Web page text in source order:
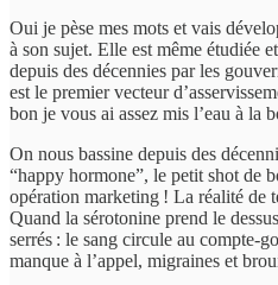
Oui je pèse mes mots et vais
à son sujet. Elle est même étudiée
depuis des décennies par les
est le premier vecteur
bon je vous ai assez mis l’eau à la
On nous bassine depuis des
“happy hormone”, le petit shot de
opération marketing ! La réalité de
Quand la sérotonine prend le
serrés : le sang circule au compte-
manque à l’appel, migraines et